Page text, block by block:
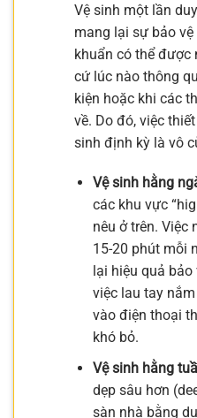
Vệ sinh một lần
mang lại sự bảo
khuẩn có thể được
cứ lúc nào thông
kiện hoặc khi các
về. Do đó, việc
sinh định kỳ là vô
Vệ sinh hằng
các khu vực
nêu ở trên. Việc
15-20 phút mỗi
lại hiệu quả
việc lau tay
vào điện thoại
khó bỏ.
Vệ sinh hằng
dẹp sâu hơn
sàn nhà bằng